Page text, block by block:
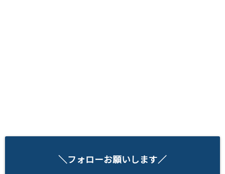
＼フォローお願いします／